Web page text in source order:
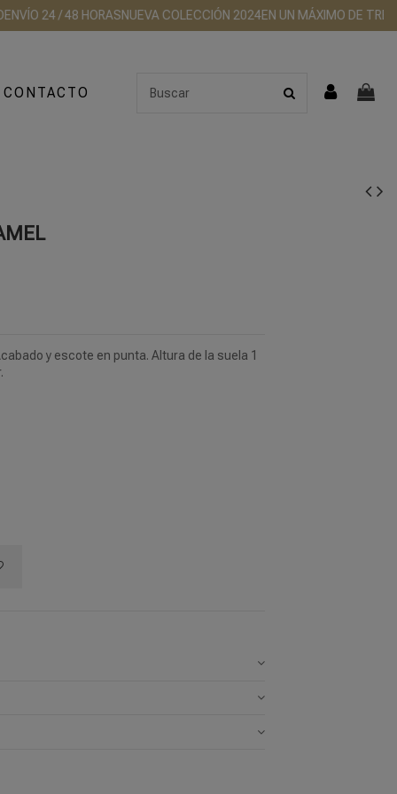
24 / 48 HORASNUEVA COLECCIÓN 2024EN UN MÁXIMO DE TRES
CONTACTO
y escote en punta. Altura de la suela 1